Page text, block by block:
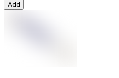
Add